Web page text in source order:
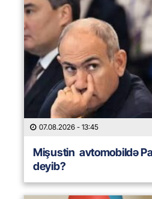
07.08.2026 - 13:45
Mişustin avtomobildə
deyib?